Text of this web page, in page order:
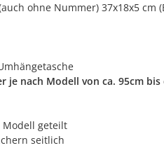
ohne Nummer) 37x18x5 cm
nach Modell von ca. 95cm
Modell geteilt
seitlich